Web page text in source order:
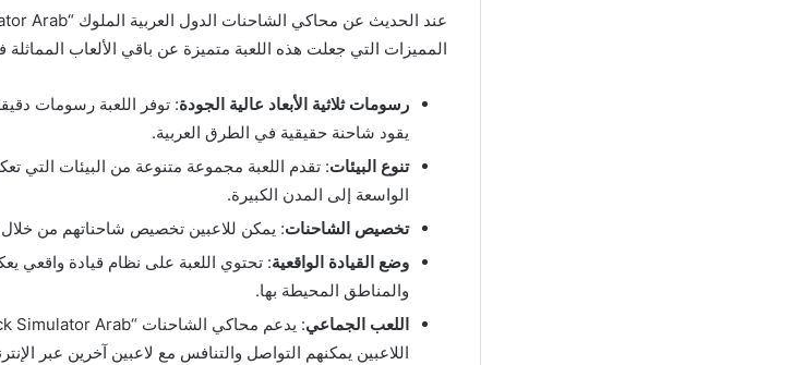
المميزات التي جعلت هذه اللعبة متميزة عن باقي الألعاب
رسومات ثلاثية الأبعاد عالية الجودة: توفر اللعبة رسومات
يقود شاحنة حقيقية في الطرق العربية.
تنوع البيئات: تقدم اللعبة مجموعة متنوعة من البيئات التي
الواسعة إلى المدن الكبيرة.
تخصيص الشاحنات: يمكن للاعبين تخصيص شاحناتهم من خلال
وضع القيادة الواقعية: تحتوي اللعبة على نظام قيادة واقعي
والمناطق المحيطة بها.
اللعب الجماعي
اللاعبين يمكنهم التواصل والتنافس مع لاعبين آخرين عبر